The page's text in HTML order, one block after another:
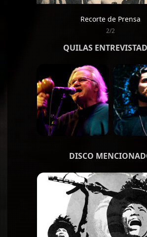
Recorte de Prensa
2/2
QUILAS
DISCO